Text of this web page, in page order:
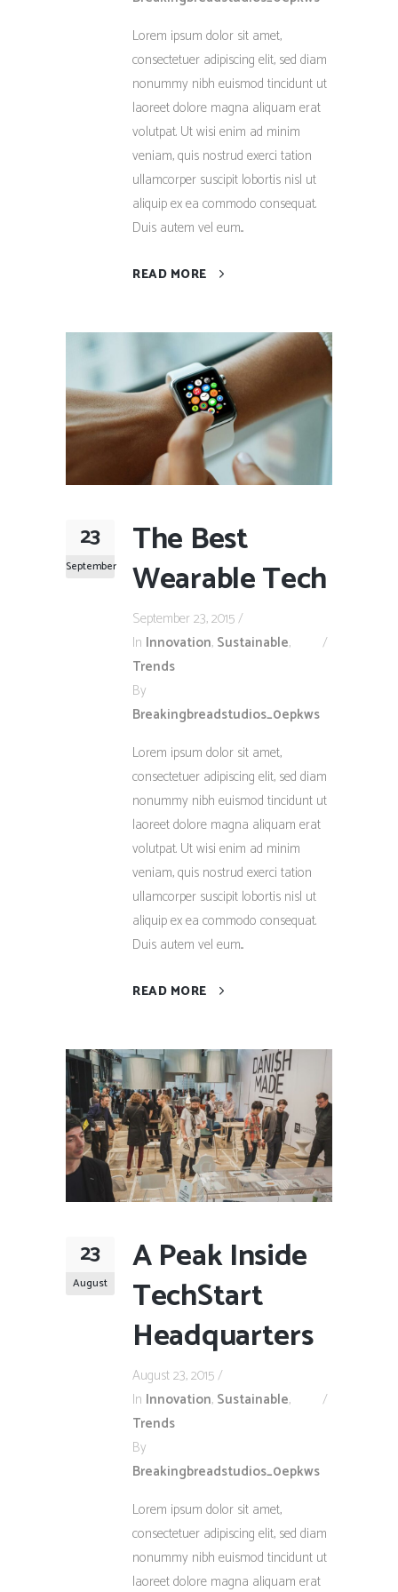
Lorem ipsum dolor sit amet,
consectetuer adipiscing elit, sed diam
nonummy nibh euismod tincidunt ut
laoreet dolore magna aliquam erat
volutpat. Ut wisi enim ad minim
veniam, quis nostrud exerci tation
ullamcorper suscipit lobortis nisl ut
aliquip ex ea commodo consequat.
Duis autem vel eum...
READ MORE
23
September
The Best
Wearable Tech
September 23, 2015
In Innovation, Sustainable,
Trends
By
Breakingbreadstudios_0epkws
Lorem ipsum dolor sit amet,
consectetuer adipiscing elit, sed diam
nonummy nibh euismod tincidunt ut
laoreet dolore magna aliquam erat
volutpat. Ut wisi enim ad minim
veniam, quis nostrud exerci tation
ullamcorper suscipit lobortis nisl ut
aliquip ex ea commodo consequat.
Duis autem vel eum...
READ MORE
23
August
A Peak Inside
TechStart
Headquarters
August 23, 2015
In Innovation, Sustainable,
Trends
By
Breakingbreadstudios_0epkws
Lorem ipsum dolor sit amet,
consectetuer adipiscing elit, sed diam
nonummy nibh euismod tincidunt ut
laoreet dolore magna aliquam erat